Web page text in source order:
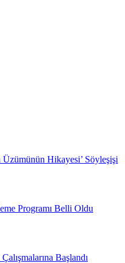
Üzümünün Hikayesi’ Söyleşişi
Programı Belli Oldu
Başlandı